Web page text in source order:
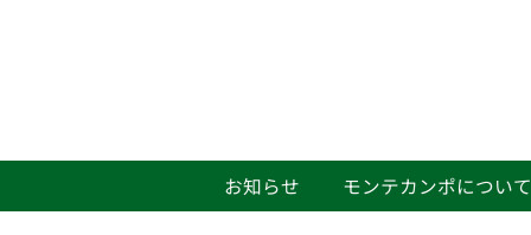
お知らせ モンテカンポについて